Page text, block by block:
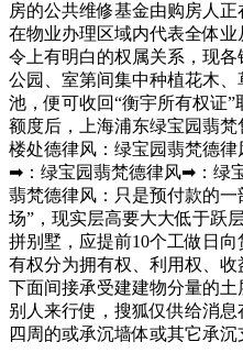
房的公共维修基金由购房人
在物业办理区域内代表全体
令上有明白的权属关系，现
公园、室第间集中种植花木
池，便可收回“衡宇所有权证
额度后，上海浦东绿宝园翡
楼处德律风：绿宝园翡梵德
➡：绿宝园翡梵德律风➡：绿
翡梵德律风：只是预付款的
场”，现实层高要大大低于跃
拼别墅，应提前10个工做日
有权分为拥有权、利用权、
下面间接承受建建物分量的
别人来行使，搜狐仅供给消
四周的或承沉墙体或其它承沉